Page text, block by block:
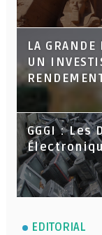
LA GRANDE
UN
GGGI : Les
EDITORIAL